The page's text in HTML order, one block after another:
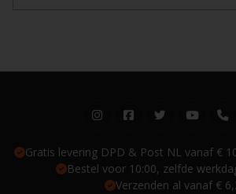
Gratis levering DPD & Post NL vanaf €
Bestel voor 10:00, zelfde
Verzenden al vanaf €